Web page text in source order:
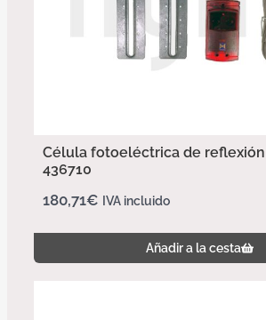
Célula fotoeléctrica de reflexión
436710
180,71€ IVA incluido
Añadir a la cesta